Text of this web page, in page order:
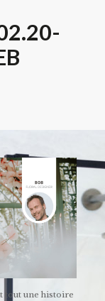
tout une histoire